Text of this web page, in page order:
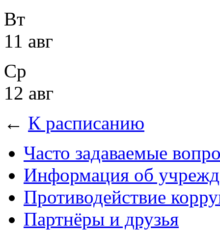
Вт
11 авг
Ср
12 авг
← К расписанию
Часто задаваемые
Информация об
Противодействие
Партнёры и друзья